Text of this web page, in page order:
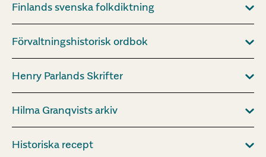
Finlands svenska folkdiktning
Förvaltningshistorisk ordbok
Henry Parlands Skrifter
Hilma Granqvists arkiv
Historiska recept